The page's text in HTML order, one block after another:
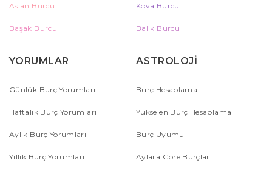
Aslan Burcu Kova Burcu
Başak Burcu Balık Burcu
YORUMLAR
Günlük Burç Yorumları
Haftalık Burç Yorumları
Aylık Burç Yorumları
Yıllık Burç Yorumları
ASTROLOJİ
Burç Hesaplama
Yükselen Burç Hesaplama
Burç Uyumu
Aylara Göre Burçlar